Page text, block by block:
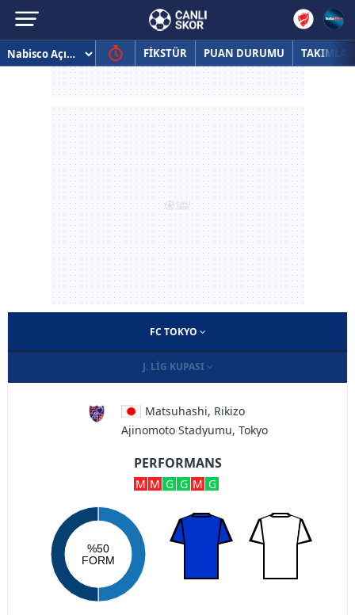
FİKSTÜR PUAN DURUMU TAKIMLAR
FC TOKYO
J. LIG KUPASI
Matsuhashi, Rikizo
Ajinomoto Stadyumu, Tokyo
PERFORMANS
M M G G M G
%50
FORM